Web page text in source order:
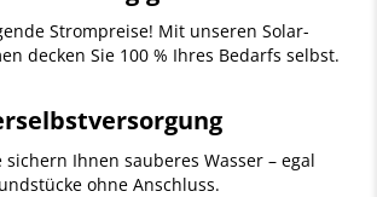
Strompreise! Mit unseren Solar-
decken Sie 100 % Ihres Bedarfs selbst.
sichern Ihnen sauberes Wasser – egal
ohne Anschluss.